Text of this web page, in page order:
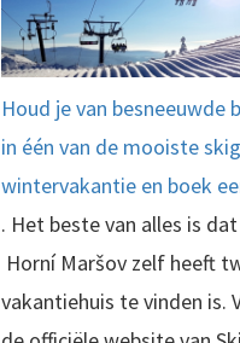
Houd je van besneeuwde
in één van de mooiste
wintervakantie en boek
. Het beste van alles is
Horní Maršov zelf heeft
vakantiehuis te vinden is.